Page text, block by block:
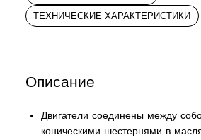
ТЕХНИЧЕСКИЕ ХАРАКТЕРИСТИКИ
Описание
Двигатели соединены между
коническими шестернями в